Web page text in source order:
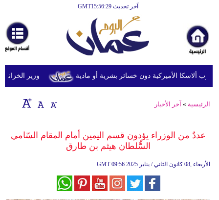
آخر تحديث GMT15:56:29
أخبارعاجلة
رياضة
ثقافة
إقتصاد
وموسيقى
وزير الخزانة
الرئيسية » آخر الأخبار
عددٌ من الوزراء يؤدون قسم اليمين أمام المقام السّامي
السُّلطان هيثم بن طارق
GMT 09:56 2025 الأربعاء ,08 كانون الثاني / يناير